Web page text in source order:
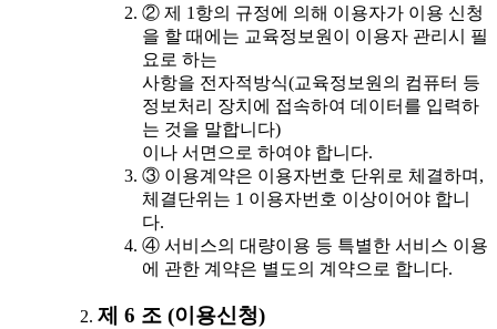
② 제 1항의 규정에 의해 이용자가 이용 신청
을 할 때에는 교육정보원이 이용자 관리시 필
요로 하는
사항을 전자적방식(교육정보원의 컴퓨터 등
정보처리 장치에 접속하여 데이터를 입력하
는 것을 말합니다)
이나 서면으로 하여야 합니다.
③ 이용계약은 이용자번호 단위로 체결하며,
체결단위는 1 이용자번호 이상이어야 합니
다.
④ 서비스의 대량이용 등 특별한 서비스 이용
에 관한 계약은 별도의 계약으로 합니다.
제 6 조 (이용신청)